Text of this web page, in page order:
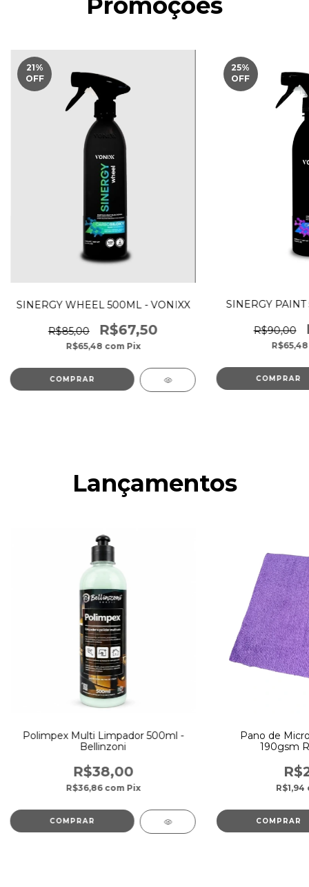
21%
OFF
SINERGY WHEEL 500ML - VONIXX
R$85,00 R$67,50
R$65,48 com Pix
25%
OFF
SINERGY
R$90,00
Lançamentos
Polimpex Multi Limpador 500ml -
Bellinzoni
R$38,00
R$36,86 com Pix
Pano de
190gsm
R$1,94